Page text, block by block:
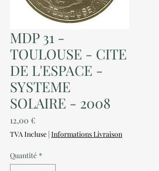
MDP 31 -
TOULOUSE - CITE
DE L'ESPACE -
SYSTEME
SOLAIRE - 2008
12,00 €Prix
TVA Incluse | Informations Livraison
Quantité *